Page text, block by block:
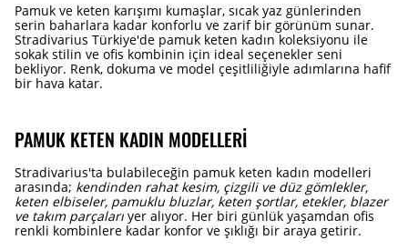
Pamuk ve keten karışımı kumaşlar, sıcak yaz günlerinden
serin baharlara kadar konforlu ve zarif bir görünüm sunar.
Stradivarius Türkiye'de pamuk keten kadın koleksiyonu ile
sokak stilin ve ofis kombinin için ideal seçenekler seni
bekliyor. Renk, dokuma ve model çeşitliliğiyle adımlarına hafif
bir hava katar.
PAMUK KETEN KADIN MODELLERI
Stradivarius'ta bulabileceğin pamuk keten kadın modelleri
arasında; kendinden rahat kesim, çizgili ve düz gömlekler,
keten elbiseler, pamuklu bluzlar, keten şortlar, etekler, blazer
ve takım parçaları yer alıyor. Her biri günlük yaşamdan ofis
renkli kombinlere kadar konfor ve şıklığı bir araya getirir.